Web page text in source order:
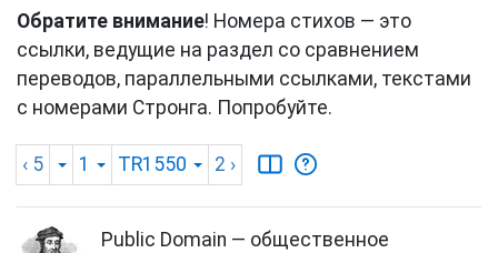
Обратите внимание! Номера стихов — это
ссылки, ведущие на раздел со сравнением
переводов, параллельными ссылками, текстами
с номерами Стронга. Попробуйте.
‹ 5 1 TR1550 2 ›
Public Domain — общественное